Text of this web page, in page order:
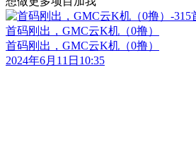
首码刚出，GMC云K机（0撸）
首码刚出，GMC云K机（0撸）
2024年6月11日10:35